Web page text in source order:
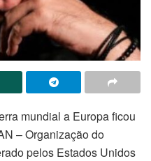
mundial a Europa ficou
– Organização do
pelos Estados Unidos